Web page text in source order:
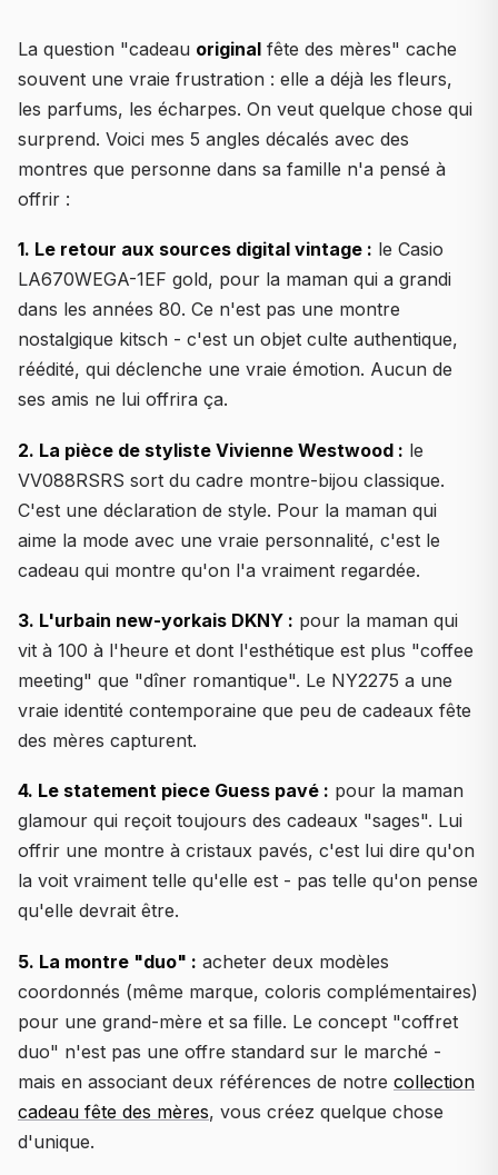
La question "cadeau original fête des mères" cache
souvent une vraie frustration : elle a déjà les fleurs,
les parfums, les écharpes. On veut quelque chose qui
surprend. Voici mes 5 angles décalés avec des
montres que personne dans sa famille n'a pensé à
offrir :
1. Le retour aux sources digital vintage : le Casio
LA670WEGA-1EF gold, pour la maman qui a grandi
dans les années 80. Ce n'est pas une montre
nostalgique kitsch - c'est un objet culte authentique,
réédité, qui déclenche une vraie émotion. Aucun de
ses amis ne lui offrira ça.
2. La pièce de styliste Vivienne Westwood : le
VV088RSRS sort du cadre montre-bijou classique.
C'est une déclaration de style. Pour la maman qui
aime la mode avec une vraie personnalité, c'est le
cadeau qui montre qu'on l'a vraiment regardée.
3. L'urbain new-yorkais DKNY : pour la maman qui
vit à 100 à l'heure et dont l'esthétique est plus "coffee
meeting" que "dîner romantique". Le NY2275 a une
vraie identité contemporaine que peu de cadeaux fête
des mères capturent.
4. Le statement piece Guess pavé : pour la maman
glamour qui reçoit toujours des cadeaux "sages". Lui
offrir une montre à cristaux pavés, c'est lui dire qu'on
la voit vraiment telle qu'elle est - pas telle qu'on pense
qu'elle devrait être.
5. La montre "duo" : acheter deux modèles
coordonnés (même marque, coloris complémentaires)
pour une grand-mère et sa fille. Le concept "coffret
duo" n'est pas une offre standard sur le marché -
mais en associant deux références de notre collection
cadeau fête des mères, vous créez quelque chose
d'unique.